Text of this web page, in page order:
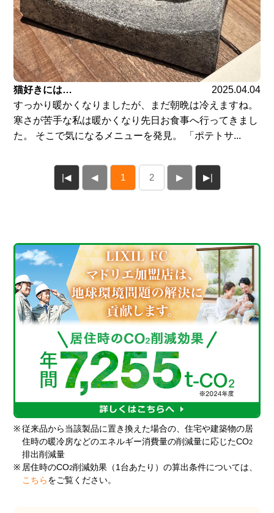
猫好きには…
2025.04.04
すっかり暖かくなりましたが、まだ朝晩は冷えますね。
寒さが苦手な私は暖かくなり先日お食事へ行ってきまし
た。 そこで気になるメニューを発見。 「ポテトサ...
|◀ ◀ 1 2 ▶ ▶|
※ 従来品から当該製品に置き換えた場合の、住宅や建築物の居
住時の暖冷房などのエネルギー消費量の削減量に応じたCO2
排出削減量
※ 居住時のCO2削減効果（1台あたり）の算出条件については、
こちら をご覧ください。